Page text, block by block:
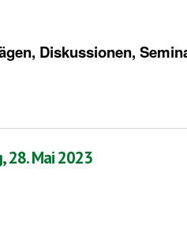
Diskussionen,
28. Mai 2023